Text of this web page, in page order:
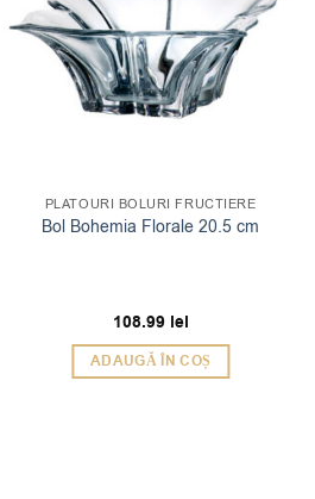
PLATOURI BOLURI FRUCTIERE
Bol Bohemia Florale 20.5 cm
108.99 lei
ADAUGĂ ÎN COȘ